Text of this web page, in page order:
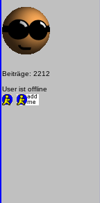
Beiträge: 2212
User ist offline